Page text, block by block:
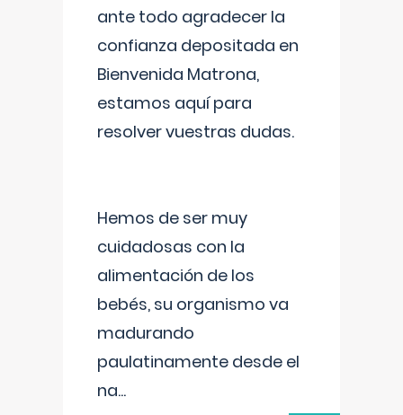
ante todo agradecer la
confianza depositada en
Bienvenida Matrona,
estamos aquí para
resolver vuestras dudas.
Hemos de ser muy
cuidadosas con la
alimentación de los
bebés, su organismo va
madurando
paulatinamente desde el
na...